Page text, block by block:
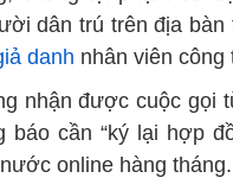
dân trú trên địa bàn
danh nhân viên
nhận được cuộc gọi
cần “ký lại hợp
online hàng tháng.